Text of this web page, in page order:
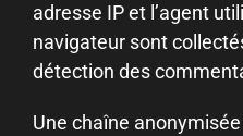
adresse IP et l’agent
navigateur sont
détection des
Une chaîne